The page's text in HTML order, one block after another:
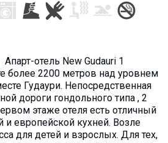
Апарт-отель New Gudauri 1
более 2200 метров над уровнем
Гудаури. Непосредственная
дороги гондольного типа , 2
этаже отеля есть отличный
и европейской кухней. Возле
для детей и взрослых. Для тех,